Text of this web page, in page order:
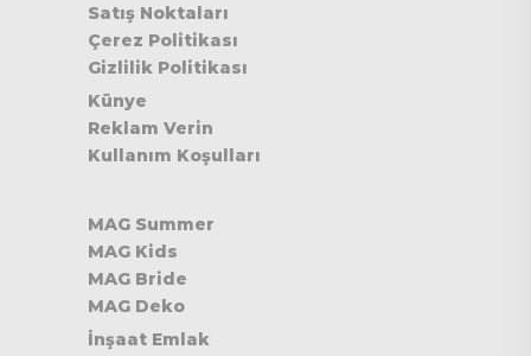
Satış Noktaları
Çerez Politikası
Gizlilik Politikası
Künye
Reklam Verin
Kullanım Koşulları
MAG Summer
MAG Kids
MAG Bride
MAG Deko
İnşaat Emlak